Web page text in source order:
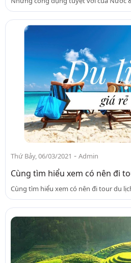
Thứ Bảy, 06/03/2021 - Admin
Cùng tìm hiểu xem có nên đi
Cùng tìm hiểu xem có nên đi tour du